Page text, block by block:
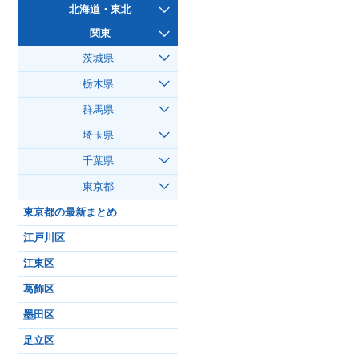
北海道・東北
関東
茨城県
栃木県
群馬県
埼玉県
千葉県
東京都
東京都の最新まとめ
江戸川区
江東区
葛飾区
墨田区
足立区